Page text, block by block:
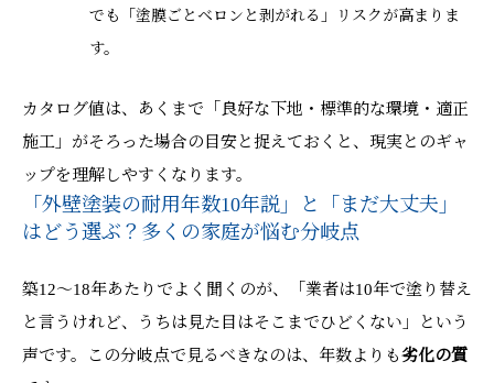
でも「塗膜ごとベロンと剥がれる」リスクが高まりま
す。
カタログ値は、あくまで「良好な下地・標準的な環境・適正
施工」がそろった場合の目安と捉えておくと、現実とのギャ
ップを理解しやすくなります。
「外壁塗装の耐用年数10年説」と「まだ大丈夫」
はどう選ぶ？多くの家庭が悩む分岐点
築12～18年あたりでよく聞くのが、「業者は10年で塗り替え
と言うけれど、うちは見た目はそこまでひどくない」という
声です。この分岐点で見るべきなのは、年数よりも劣化の質